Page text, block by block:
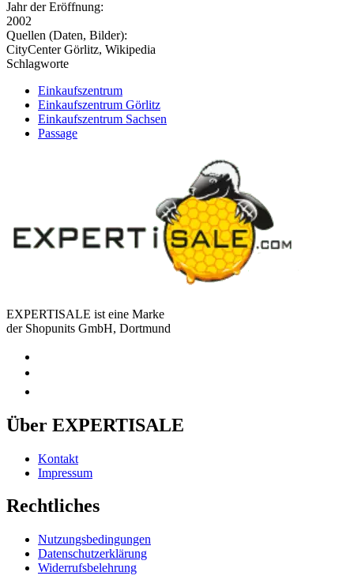
Jahr der Eröffnung:
2002
Quellen (Daten, Bilder):
CityCenter Görlitz, Wikipedia
Schlagworte
Einkaufszentrum
Einkaufszentrum Görlitz
Einkaufszentrum Sachsen
Passage
EXPERTISALE ist eine Marke
der Shopunits GmbH, Dortmund
Über EXPERTISALE
Kontakt
Impressum
Rechtliches
Nutzungsbedingungen
Datenschutzerklärung
Widerrufsbelehrung